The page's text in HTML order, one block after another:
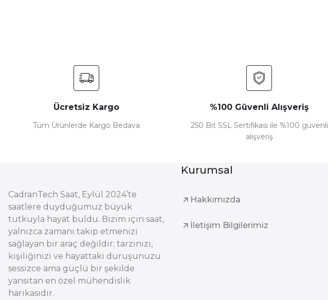
Ücretsiz Kargo
Tüm Ürünlerde Kargo Bedava
%100 Güvenli Alışveriş
250 Bit SSL Sertifikası ile %100 güvenli
alışveriş
CadranTech Saat, Eylül 2024’te
saatlere duyduğumuz büyük
tutkuyla hayat buldu. Bizim için saat,
yalnızca zamanı takip etmenizi
sağlayan bir araç değildir; tarzınızı,
kişiliğinizi ve hayattaki duruşunuzu
sessizce ama güçlü bir şekilde
yansıtan en özel mühendislik
harikasıdır.
Kurumsal
Hakkımızda
İletişim Bilgilerimiz